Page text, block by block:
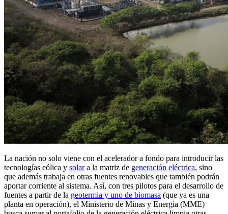
La nación no solo viene con el acelerador a fondo para introducir las
tecnologías eólica y solara la matriz de generación eléctrica, sino
que además trabaja en otras fuentes renovables que también podrán
aportar corriente al sistema. Así, con tres pilotos para el desarrollo de
fuentes a partir de la geotermia y uno de biomasa (que ya es una
planta en operación), el Ministerio de Minas y Energía (MME)